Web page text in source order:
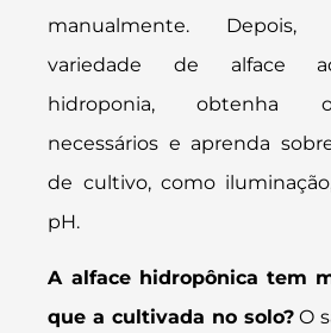
manualmente. Depois,
variedade de alface
hidroponia, obtenha
necessários e aprenda
de cultivo, como
pH.
A alface hidropônica tem
que a cultivada no solo?O